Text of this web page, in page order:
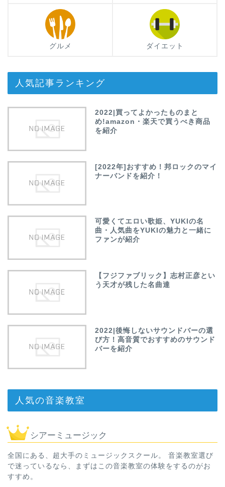
グルメ ダイエット
人気記事ランキング
2022|買ってよかったものまと
め!amazon・楽天で買うべき商品
を紹介
[2022年]おすすめ！邦ロックのマイ
ナーバンドを紹介！
可愛くてエロい歌姫、YUKIの名
曲・人気曲をYUKIの魅力と一緒に
ファンが紹介
【フジファブリック】志村正彦とい
う天才が残した名曲達
2022|後悔しないサウンドバーの選
び方！高音質でおすすめのサウンド
バーを紹介
人気の音楽教室
シアーミュージック
全国にある、超大手のミュージックスクール。 音楽教室選び
で迷っているなら、まずはこの音楽教室の体験をするのがお
すすめ。